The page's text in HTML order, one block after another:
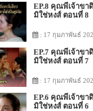
EP.8 คุณพี่เจ้าขา
มิใช่หงส์ ตอนที่ 8
: 17 กุมภาพันธ์
EP.7 คุณพี่เจ้าขา
มิใช่หงส์ ตอนที่ 7
: 17 กุมภาพันธ์
EP.6 คุณพี่เจ้าขา
มิใช่หงส์ ตอนที่ 6